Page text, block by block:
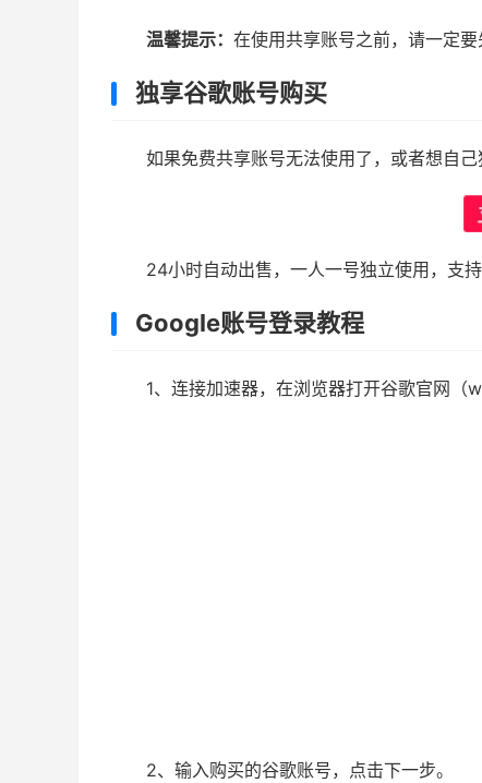
温馨提示： 在使用共享账号之前，请一定
独享谷歌账号购买
如果免费共享账号无法使用了，或者想自
24小时自动出售，一人一号独立使用，支持
Google账号登录教程
1、连接加速器，在浏览器打开谷歌官网（
2、输入购买的谷歌账号，点击下一步。